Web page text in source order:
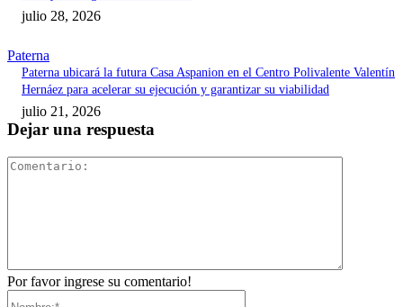
julio 28, 2026
Paterna
Paterna ubicará la futura Casa Aspanion en el Centro Polivalente Valentín
Hernáez para acelerar su ejecución y garantizar su viabilidad
julio 21, 2026
Dejar una respuesta
Por favor ingrese su comentario!